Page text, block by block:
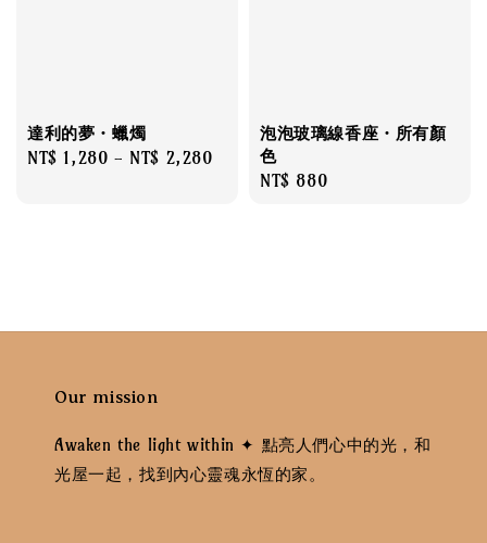
達利的夢・蠟燭
Regular
NT$ 1,280 - NT$ 2,280
泡泡玻璃線香座・所有顏
色
Regular
NT$ 880
Our mission
Awaken the light within ✦ 點亮人們心中的光，和
光屋一起，找到內心靈魂永恆的家。